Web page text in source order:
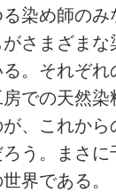
染め師のみ
さまざまな
。それぞれ
での天然染
、これから
う。まさに
界である。